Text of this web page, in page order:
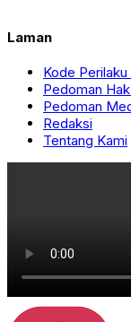
Laman
Kode
Pedoman
Pedoman
Redaksi
Tentang Kami